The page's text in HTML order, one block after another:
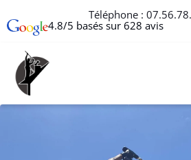
Téléphone :
4.8/5 basés sur 628 avis